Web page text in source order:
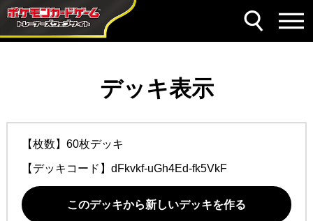
デッキ表示
【枚数】60枚デッキ
【デッキコード】 dFkvkf-uGh4Ed-fk5VkF
このデッキから新しいデッキを作る